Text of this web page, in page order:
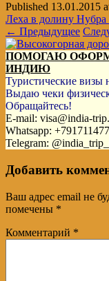
Published 13.01.2015
Леха в долину Нубра
← Предыдущее
ПОМОГАЮ
ИНДИЮ
Туристические визы
Выдаю чеки
Обращайтесь!
E-mail: visa@india-
Whatsapp:
Telegram:
Добавить
Ваш адрес email не
помечены *
Комментарий *